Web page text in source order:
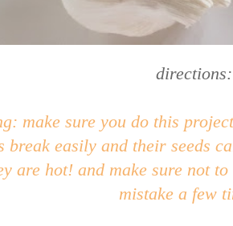
directions:
make sure you do this
break easily and their seeds
are hot! and make sure not
mistake a few